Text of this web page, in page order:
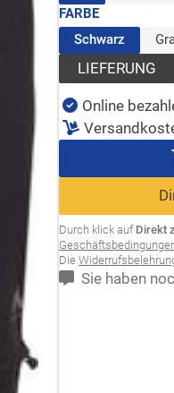
FARBE
Schwarz
LIEFERUNG
Online
Durch klick auf Direkt
Die
Sie haben